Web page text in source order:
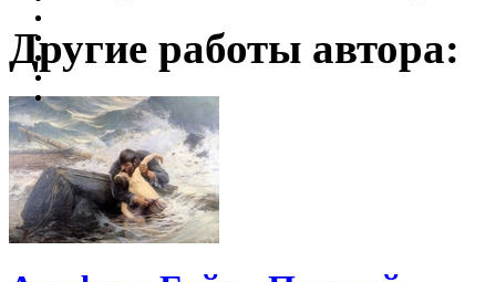
Другие работы автора: